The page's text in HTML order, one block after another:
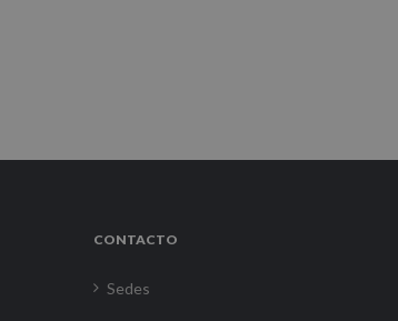
CONTACTO
Sedes